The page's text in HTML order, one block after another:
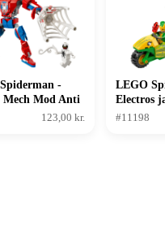
-
Mech Mod Anti
123,00 kr.
LEGO
Electros
#11198